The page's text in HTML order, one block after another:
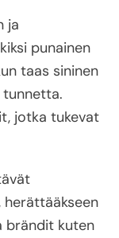
ja
punainen
taas sininen
tunnetta.
jotka tukevat
herättääkseen
brändit kuten